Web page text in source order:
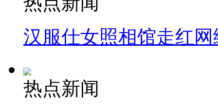
汉服仕女照相馆走红网
热点新闻